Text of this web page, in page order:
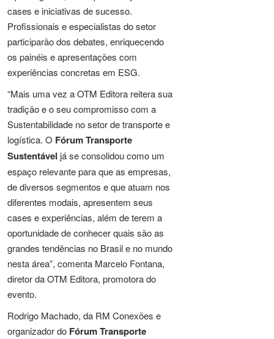
cases e iniciativas de sucesso.
Profissionais e especialistas do setor
participarão dos debates, enriquecendo
os painéis e apresentações com
experiências concretas em ESG.
“Mais uma vez a OTM Editora reitera sua
tradição e o seu compromisso com a
Sustentabilidade no setor de transporte e
logística. O Fórum Transporte
Sustentável já se consolidou como um
espaço relevante para que as empresas,
de diversos segmentos e que atuam nos
diferentes modais, apresentem seus
cases e experiências, além de terem a
oportunidade de conhecer quais são as
grandes tendências no Brasil e no mundo
nesta área”, comenta Marcelo Fontana,
diretor da OTM Editora, promotora do
evento.
Rodrigo Machado, da RM Conexões e
organizador do Fórum Transporte